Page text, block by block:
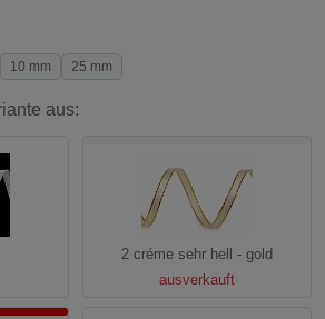
10 mm 25 mm
aus:
2 créme sehr hell - gold
ausverkauft